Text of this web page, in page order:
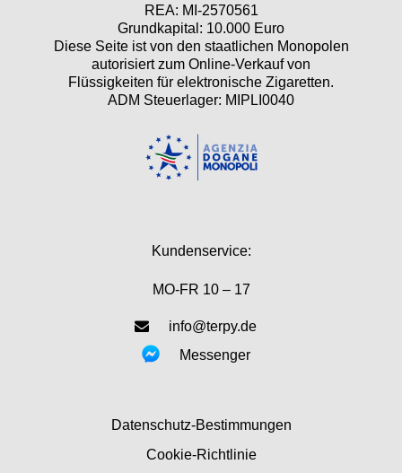
REA: MI-2570561
Grundkapital: 10.000 Euro
Diese Seite ist von den staatlichen Monopolen
autorisiert zum Online-Verkauf von
Flüssigkeiten für elektronische Zigaretten.
ADM Steuerlager: MIPLI0040
Kundenservice:
MO-FR 10 – 17
info@terpy.de
Messenger
Datenschutz-Bestimmungen
Cookie-Richtlinie